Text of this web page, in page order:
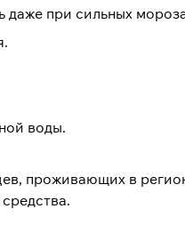
даже при сильных
воды.
проживающих в